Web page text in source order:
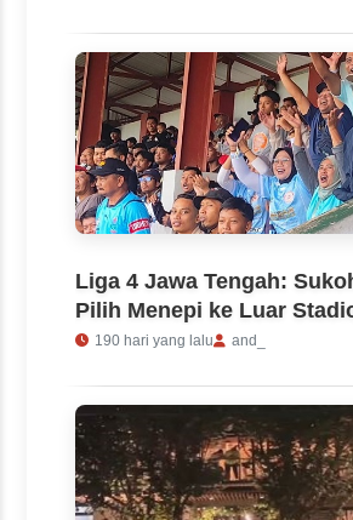
Liga 4 Jawa Tengah:
Pilih Menepi ke Luar
Apa?
190 hari yang lalu and_